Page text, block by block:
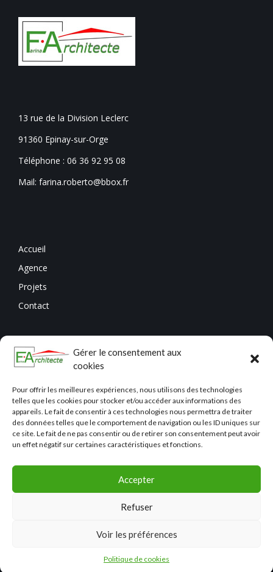
Gérer le consentement aux
cookies
Pour offrir les meilleures expériences, nous utilisons des technologies
telles que les cookies pour stocker et/ou accéder aux informations des
appareils. Le fait de consentir à ces technologies nous permettra de traiter
des données telles que le comportement de navigation ou les ID uniques sur
ce site. Le fait de ne pas consentir ou de retirer son consentement peut avoir
un effet négatif sur certaines caractéristiques et fonctions.
Accepter
Refuser
Voir les préférences
Politique de cookies
13 rue de la Division Leclerc
91360 Epinay-sur-Orge
Téléphone : 06 36 92 95 08
Mail: farina.roberto@bbox.fr
Accueil
Agence
Projets
Contact